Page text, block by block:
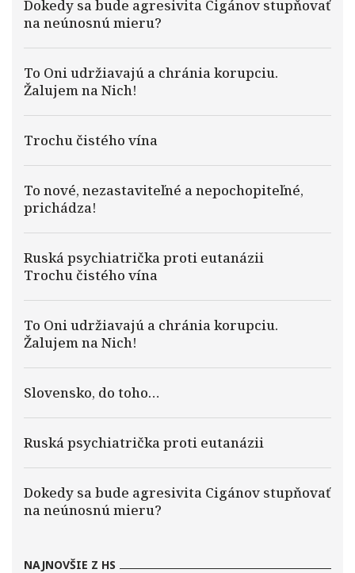
Dokedy sa bude agresivita Cigánov stupňovať
na neúnosnú mieru?
To Oni udržiavajú a chránia korupciu.
Žalujem na Nich!
Trochu čistého vína
To nové, nezastaviteľné a nepochopiteľné,
prichádza!
Ruská psychiatrička proti eutanázii
Trochu čistého vína
To Oni udržiavajú a chránia korupciu.
Žalujem na Nich!
Slovensko, do toho…
Ruská psychiatrička proti eutanázii
Dokedy sa bude agresivita Cigánov stupňovať
na neúnosnú mieru?
NAJNOVŠIE Z HS